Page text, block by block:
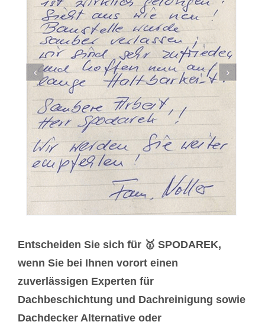
Entscheiden Sie sich für 🥇 SPODAREK,
wenn Sie bei Ihnen vorort einen
zuverlässigen Experten für
Dachbeschichtung und Dachreinigung sowie
Dachdecker Alternative oder